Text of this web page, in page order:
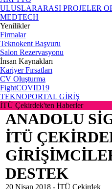
ULUSLARARASI PROJELER
MEDTECH
Yenilikler
Firmalar
Teknokent Başvuru
Salon Rezervasyonu
İnsan Kaynakları
Kariyer Fırsatları
CV Oluşturma
FightCOVID19
TEKNOPORTAL GİRİŞ
İTÜ Çekirdek'ten Haberler
ANADOLU
İTÜ
DESTEK
20 Nisan 2018 -İTÜ Çekirdek